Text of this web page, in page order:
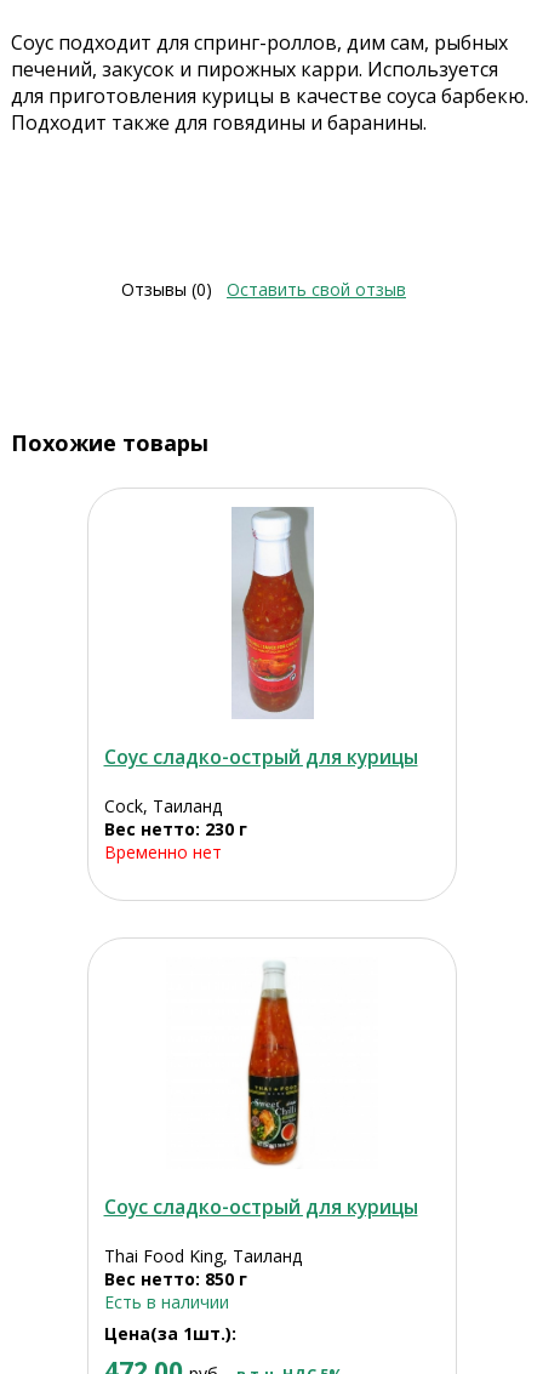
Соус подходит для спринг-роллов, дим сам, рыбных
печений, закусок и пирожных карри. Используется
для приготовления курицы в качестве соуса барбекю.
Подходит также для говядины и баранины.
Отзывы (0) Оставить свой отзыв
Похожие товары
Соус сладко-острый для курицы
Cock, Таиланд
Вес нетто: 230 г
Временно нет
Соус сладко-острый для курицы
Thai Food King, Таиланд
Вес нетто: 850 г
Есть в наличии
Цена(за 1шт.):